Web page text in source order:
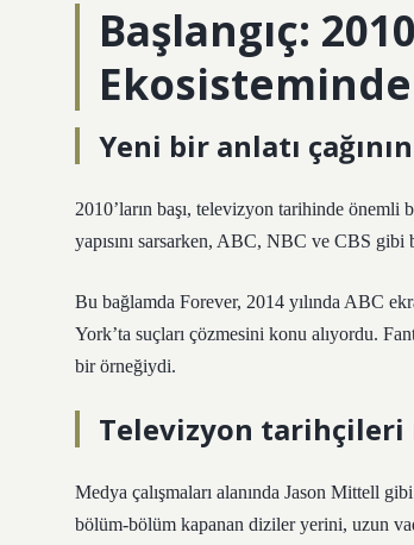
Başlangıç:
Ekosisteminde
Yeni bir anlatı
2010’ların başı, televizyon tarihinde önemli
yapısını sarsarken, ABC, NBC ve CBS
Bu bağlamda Forever, 2014 yılında ABC
York’ta suçları çözmesini konu alıyordu.
bir örneğiydi.
Televizyon tarihçileri
Medya çalışmaları alanında Jason Mittell
bölüm-bölüm kapanan diziler yerini, uzun